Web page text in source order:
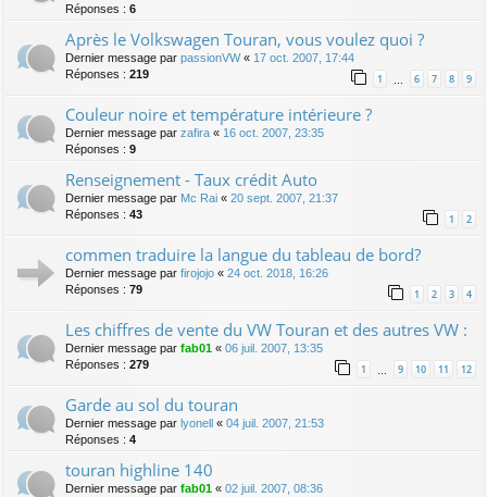
Réponses : 6
Après le Volkswagen Touran, vous voulez quoi ?
Dernier message par passionVW« 17 oct. 2007, 17:44
Réponses : 219 1 6 7 8 9
Couleur noire et température intérieure ?
Dernier message par zafira « 16 oct. 2007, 23:35
Réponses : 9
Renseignement - Taux crédit Auto
Dernier message par Mc Rai « 20 sept. 2007, 21:37
Réponses : 43 1 2
commen traduire la langue du tableau de bord?
Dernier message par firojojo « 24 oct. 2018, 16:26
Réponses : 79 1 2 3 4
Les chiffres de vente du VW Touran et des autres VW :
Dernier message par fab01 « 06 juil. 2007, 13:35
Réponses : 279 1 … 9 10 11 12
Garde au sol du touran
Dernier message par lyonell « 04 juil. 2007, 21:53
Réponses : 4
touran highline 140
Dernier message par fab01 « 02 juil. 2007, 08:36